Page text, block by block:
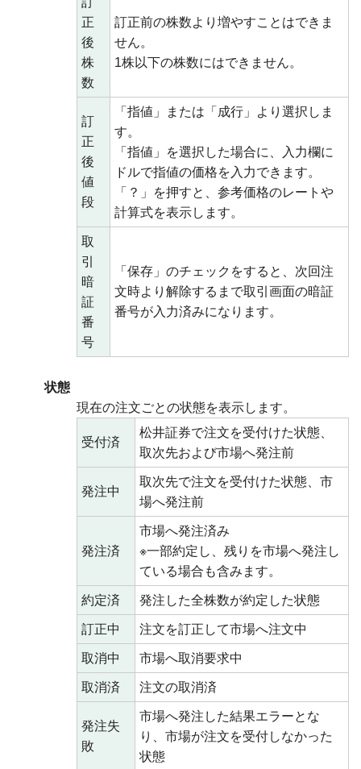
正
後
株
数
訂正前の株数より増やすことはできま
せん。
1株以下の株数にはできません。
訂
正
後
値
段
「指値」または「成行」より選択しま
す。
「指値」を選択した場合に、入力欄に
ドルで指値の価格を入力できます。
「？」を押すと、参考価格のレートや
計算式を表示します。
取
引
暗
証
番
号
「保存」のチェックをすると、次回注
文時より解除するまで取引画面の暗証
番号が入力済みになります。
状態
現在の注文ごとの状態を表示します。
受付済
松井証券で注文を受付けた状態、
取次先および市場へ発注前
発注中
取次先で注文を受付けた状態、市
場へ発注前
発注済
市場へ発注済み
※一部約定し、残りを市場へ発注し
ている場合も含みます。
約定済 発注した全株数が約定した状態
訂正中 注文を訂正して市場へ注文中
取消中 市場へ取消要求中
取消済 注文の取消済
発注失
敗
市場へ発注した結果エラーとな
り、市場が注文を受付しなかった
状態